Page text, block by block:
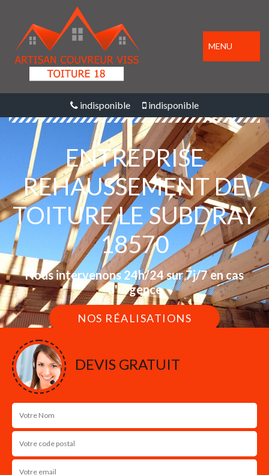
MENU
indisponible indisponible
ENTREPRISE
REHAUSSEMENT DE
TOITURE LE SUBDRAY
18570
Nous intervenons 24h/24 sur 7j/7 en cas
d'urgence
NOS RÉALISATIONS
DEVIS GRATUIT